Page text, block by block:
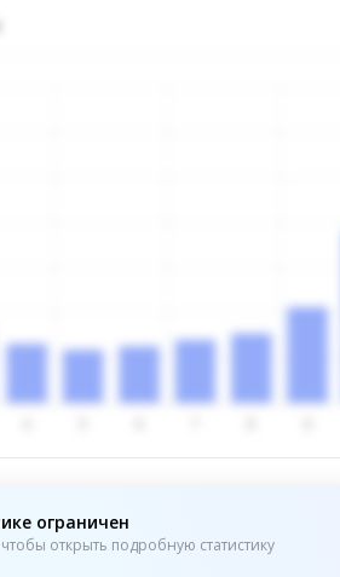
ограничен
открыть подробную статистику